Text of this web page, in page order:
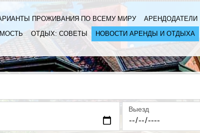
ПРОЖИВАНИЯ ПО ВСЕМУ МИРУ
АРЕНДОДАТЕЛИ
ОТДЫХ: СОВЕТЫ
НОВОСТИ АРЕНДЫ И ОТДЫХА
Выезд